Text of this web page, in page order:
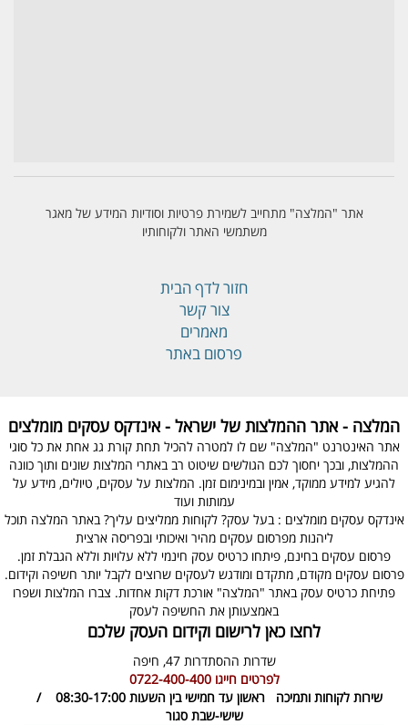
אתר "המלצה" מתחייב לשמירת פרטיות וסודיות המידע של מאגר
משתמשי האתר ולקוחותיו
חזור לדף הבית
צור קשר
מאמרים
פרסום באתר
המלצה - אתר ההמלצות של ישראל - אינדקס עסקים מומלצים
אתר האינטרנט "המלצה" שם לו למטרה להכיל תחת קורת גג אחת את כל סוגי
ההמלצות, ובכך יחסוך לכם הגולשים שיטוט רב באתרי המלצות שונים ותוך כוונה
להגיע למידע ממוקד, אמין ובמינימום זמן. המלצות על עסקים, טיולים, מידע על
עמותות ועוד
אינדקס עסקים מומלצים : בעל עסק? לקוחות ממליצים עליך? באתר המלצה תוכל
ליהנות מפרסום עסקים מהיר ואיכותי ובפריסה ארצית
פרסום עסקים בחינם, פיתחו כרטיס עסק חינמי ללא עלויות וללא הגבלת זמן.
פרסום עסקים מקודם, מתקדם ומודגש לעסקים שרוצים לקבל יותר חשיפה וקידום.
פתיחת כרטיס עסק באתר "המלצה" אורכת דקות אחדות. צברו המלצות ושפרו
באמצעותן את החשיפה לעסק
לחצו כאן לרישום וקידום העסק שלכם
שדרות ההסתדרות 47,
חיפה
לפרטים חייגו0722-400-400
שירות לקוחות ותמיכה
ראשון עד חמישי בין השעות 08:30-17:00 /
שישי-שבת סגור